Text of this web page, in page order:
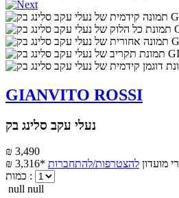
GIANVITO ROSSI
נעלי עקב סלינג בק
₪ 3,490
₪ 3,316*
מועדון להצטרפות/להתחברות
כמות :
null null